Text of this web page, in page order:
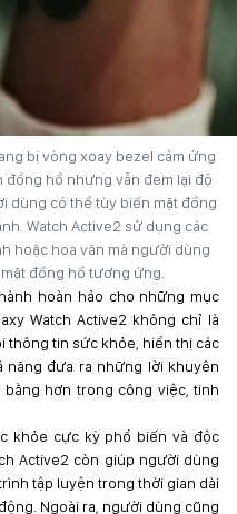
bị vòng xoay bezel cảm ứng
đồng hồ nhưng vẫn đem lại độ
dùng có thể tùy biến mặt đồng
Watch Active2 sử dụng các
hoặc hoa văn mà người dùng
đồng hồ tương ứng.
hoàn hảo cho những mục
Watch Active2 không chỉ là
thông tin sức khỏe, hiển thị các
năng đưa ra những lời khuyên
hơn trong công việc, tinh
khỏe cực kỳ phổ biến và độc
Active2 còn giúp người dùng
tập luyện trong thời gian dài
Ngoài ra, người dùng cũng